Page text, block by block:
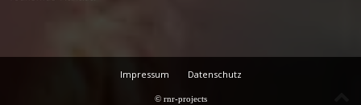
Impressum Datenschutz
© rnr-projects